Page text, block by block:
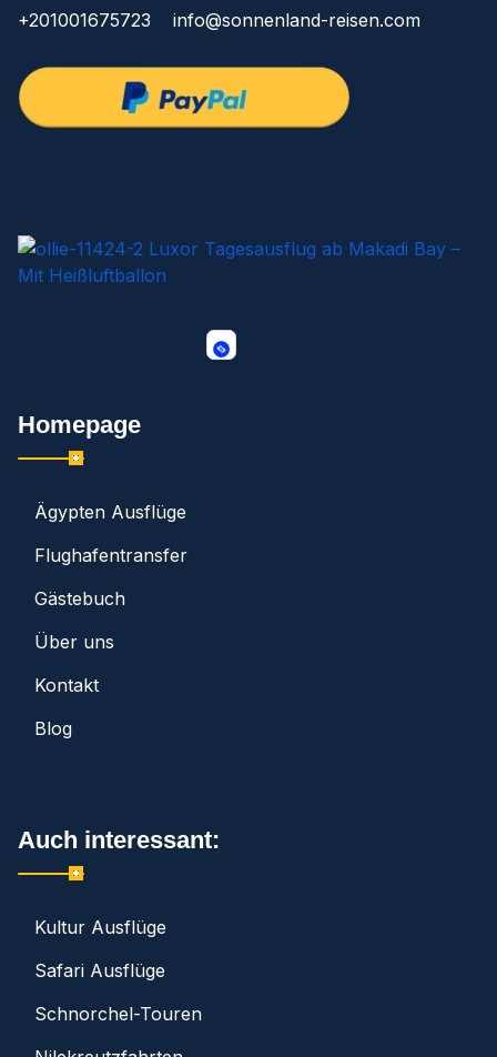
+201001675723 info@sonnenland-reisen.com
Homepage
Ägypten Ausflüge
Flughafentransfer
Gästebuch
Über uns
Kontakt
Blog
Auch interessant:
Kultur Ausflüge
Safari Ausflüge
Schnorchel-Touren